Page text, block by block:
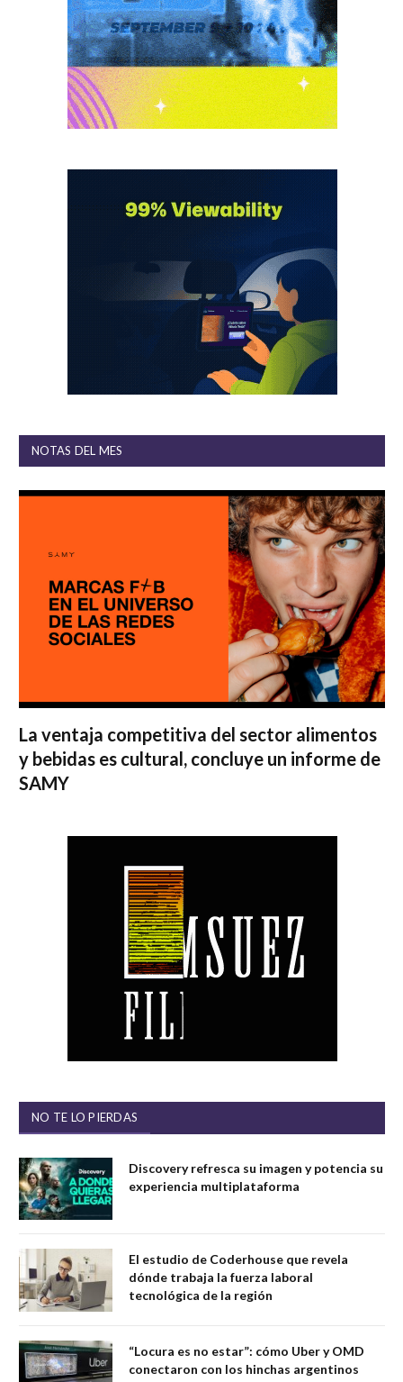
NOTAS DEL MES
La ventaja competitiva del sector alimentos
y bebidas es cultural, concluye un informe de
SAMY
NO TE LO PIERDAS
Discovery refresca su imagen y potencia su
experiencia multiplataforma
El estudio de Coderhouse que revela
dónde trabaja la fuerza laboral
tecnológica de la región
“Locura es no estar”: cómo Uber y OMD
conectaron con los hinchas argentinos